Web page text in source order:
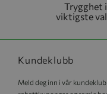
Trygghet
viktigste
Kundeklubb
Meld deg inn i vår